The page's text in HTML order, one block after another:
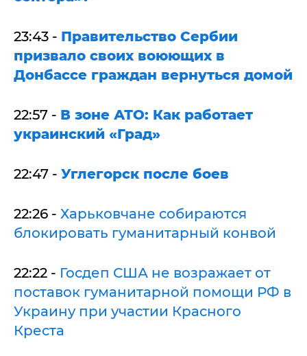
23:43 - Правительство Сербии
призвало своих воюющих в
Донбассе граждан вернуться домой
22:57 - В зоне АТО: Как работает
украинский «Град»
22:47 - Углегорск после боев
22:26 - Харьковчане собираются
блокировать гуманитарный конвой
22:22 - Госдеп США не возражает от
поставок гуманитарной помощи РФ в
Украину при участии Красного
Креста